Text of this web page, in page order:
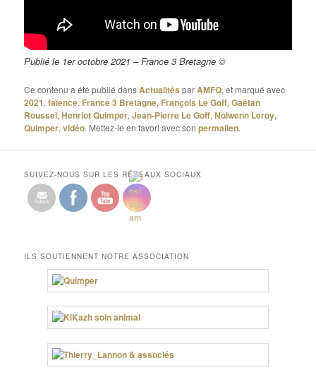
Publié le 1er octobre 2021 – France 3 Bretagne ©
Ce contenu a été publié dansActualités parAMFQ, et marqué avec
2021,faïence, France 3 Bretagne, François Le Goff,Gaëtan
Roussel,Henriot Quimper,Jean-Pierre Le Goff,Nolwenn Leroy,
Quimper,vidéo. Mettez-le en favori avec sonpermalien.
SUIVEZ-NOUS SUR LES RÉSEAUX SOCIAUX
ILS SOUTIENNENT NOTRE ASSOCIATION